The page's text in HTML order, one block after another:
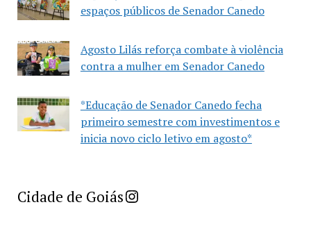
espaços públicos de Senador Canedo
Agosto Lilás reforça combate à violência
contra a mulher em Senador Canedo
*Educação de Senador Canedo fecha
primeiro semestre com investimentos e
inicia novo ciclo letivo em agosto*
Cidade de GoiásImprensa Criativa da Cidade de Goiás